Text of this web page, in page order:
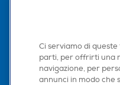
Scarica la nostra app
Ci serviamo di
parti, per offrirti una
navigazione, per
annunci in modo che